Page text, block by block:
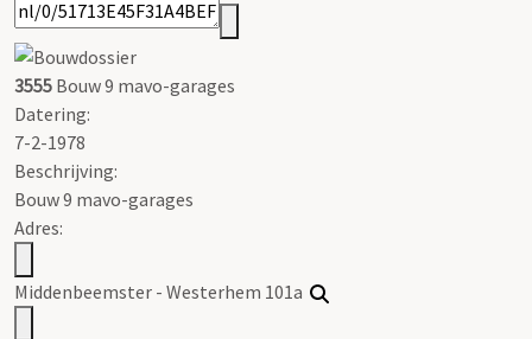
3555 Bouw 9 mavo-garages
Datering:
7-2-1978
Beschrijving:
Bouw 9 mavo-garages
Adres:
Middenbeemster - Westerhem 101a